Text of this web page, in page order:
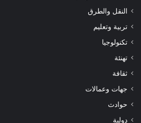
النقل والطرق
تربية وتعليم
تكنولوجيا
تهنئة
ثقافة
جهات وعمالات
حوادث
دولية